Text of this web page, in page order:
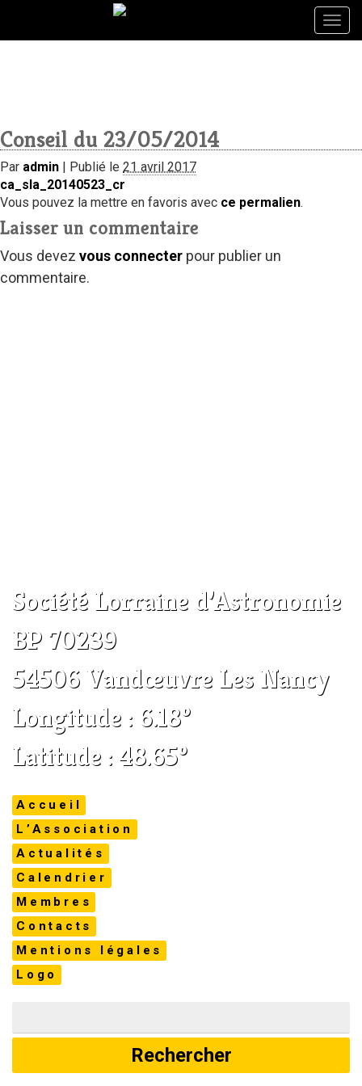
Conseil du 23/05/2014
Par admin | Publié le 21 avril 2017
ca_sla_20140523_cr
Vous pouvez la mettre en favoris avec ce permalien.
Laisser un commentaire
Vous devez vous connecter pour publier un
commentaire.
Société Lorraine d’Astronomie
BP 70239
54506 Vandœuvre Les Nancy
Longitude : 6.18°
Latitude : 48.65°
Accueil
L’Association
Actualités
Calendrier
Membres
Contacts
Mentions légales
Logo